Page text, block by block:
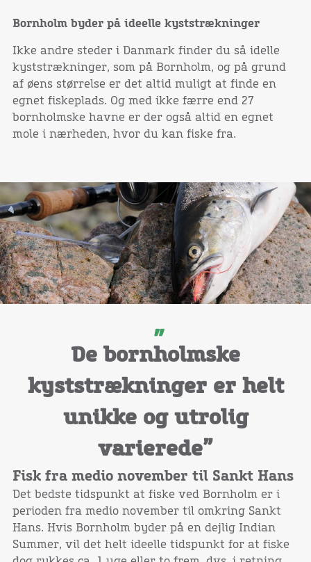
Bornholm byder på ideelle kyststrækninger
Ikke andre steder i Danmark finder du så idelle
kyststrækninger, som på Bornholm, og på grund
af øens størrelse er det altid muligt at finde en
egnet fiskeplads. Og med ikke færre end 27
bornholmske havne er der også altid en egnet
mole i nærheden, hvor du kan fiske fra.
De bornholmske
kyststrækninger er helt
unikke og utrolig
varierede”
Fisk fra medio november til Sankt Hans
Det bedste tidspunkt at fiske ved Bornholm er i
perioden fra medio november til omkring Sankt
Hans. Hvis Bornholm byder på en dejlig Indian
Summer, vil det helt ideelle tidspunkt for at fiske